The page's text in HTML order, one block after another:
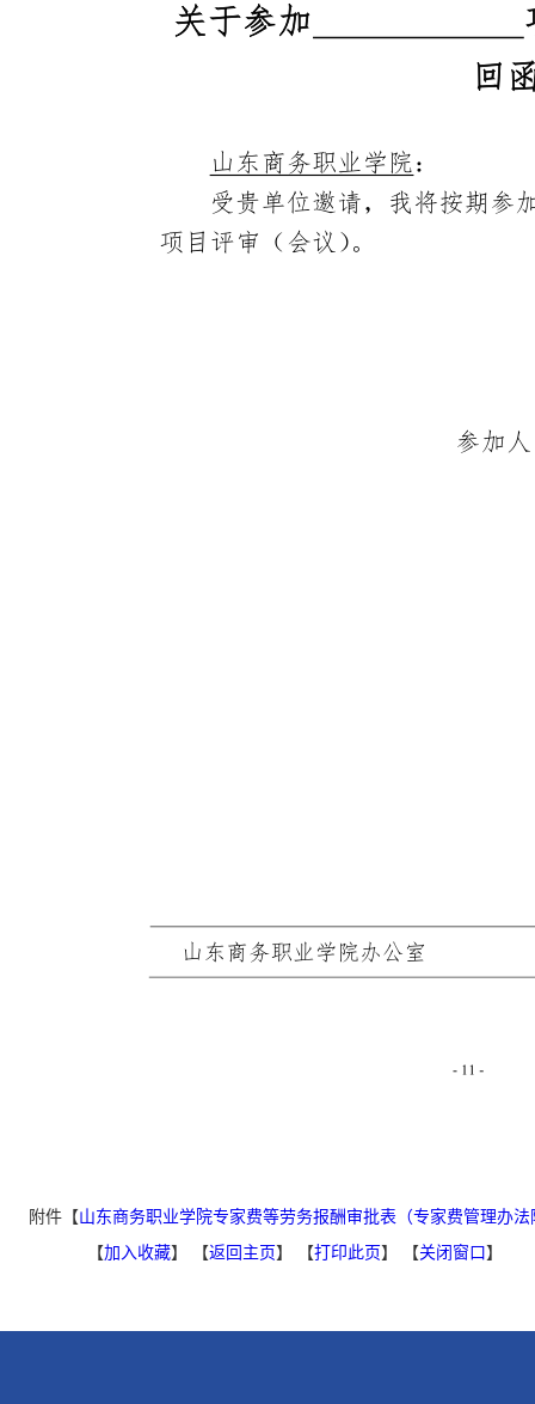
附件【山东商务职业学院专家费等劳务报酬审批表（专家费管理办法
【加入收藏】 【返回主页】 【打印此页】 【关闭窗口】